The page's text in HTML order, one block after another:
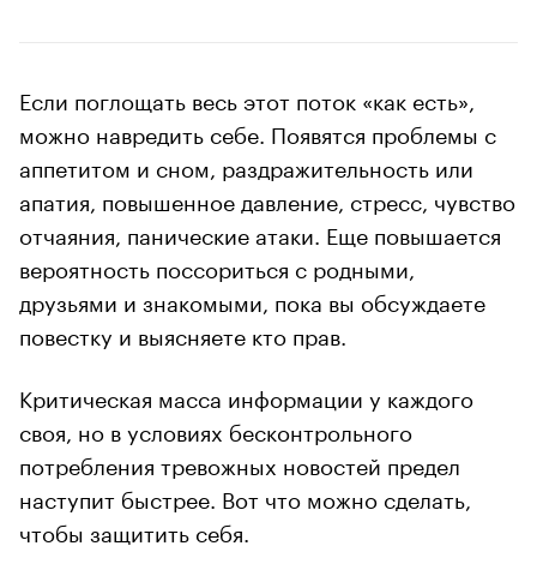
Если поглощать весь этот поток «как есть»,
можно навредить себе. Появятся проблемы с
аппетитом и сном, раздражительность или
апатия, повышенное давление, стресс, чувство
отчаяния, панические атаки. Еще повышается
вероятность поссориться с родными,
друзьями и знакомыми, пока вы обсуждаете
повестку и выясняете кто прав.
Критическая масса информации у каждого
своя, но в условиях бесконтрольного
потребления тревожных новостей предел
наступит быстрее. Вот что можно сделать,
чтобы защитить себя.